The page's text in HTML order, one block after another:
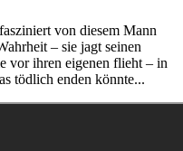
von diesem Mann
– sie jagt seinen
vor ihren eigenen flieht – in
tödlich enden könnte...